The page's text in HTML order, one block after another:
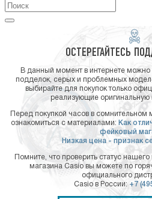
ОСТЕРЕГАЙТЕСЬ
В данный момент в интернете можно
подделок, серых и проблемных
выбирайте для покупок только
реализующие оригинальную
Перед покупкой часов в
ознакомиться с материалами: Как
фейковый
Низкая цена - признак
Помните, что проверить статус
магазина Casio вы можете по
официального
Casio в России: +7